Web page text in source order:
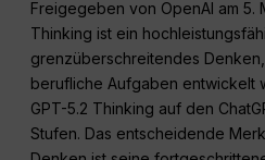
Freigegeben von OpenAI am 5.
Thinking ist ein
grenzüberschreitendes
berufliche Aufgaben entwickelt
GPT-5.2 Thinking auf den
Stufen. Das entscheidende